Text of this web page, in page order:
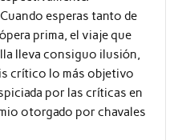
esperas tanto de
prima, el viaje que
lleva consiguo ilusión,
crítico lo más objetivo
por las críticas en
otorgado por chavales